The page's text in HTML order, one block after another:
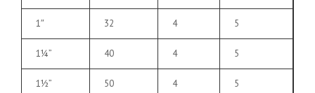
1″ 32 4 5
1¼” 40 4 5
1½” 50 4 5